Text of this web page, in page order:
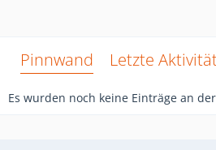
Pinnwand Letzte
Es wurden noch keine Einträge an